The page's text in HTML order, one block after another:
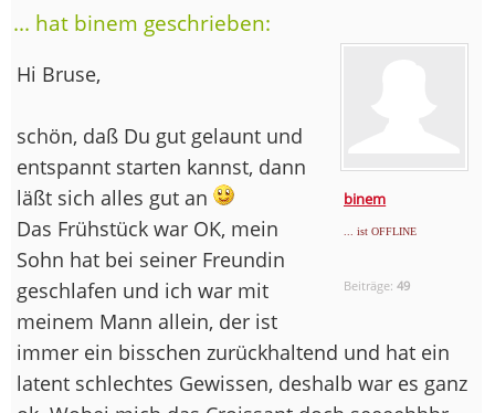
... hat binem geschrieben:
binem
... ist OFFLINE
Beiträge:49
Hi Bruse,
schön, daß Du gut gelaunt und
entspannt starten kannst, dann
läßt sich alles gut an
Das Frühstück war OK, mein
Sohn hat bei seiner Freundin
geschlafen und ich war mit
meinem Mann allein, der ist
immer ein bisschen zurückhaltend und hat ein
latent schlechtes Gewissen, deshalb war es ganz